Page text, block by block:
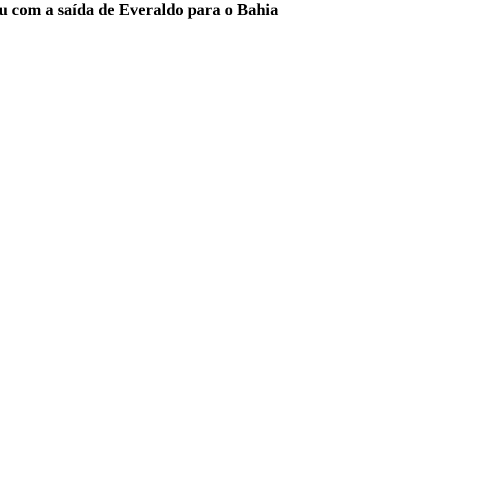
com a saída de Everaldo para o Bahia